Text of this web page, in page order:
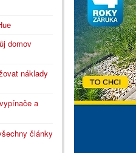
domov
náklady
a
články